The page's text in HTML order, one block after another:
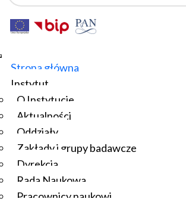
Strona główna
Instytut
O Instytucie
Aktualności
Oddziały
Zakłady i grupy badawcze
Dyrekcja
Rada Naukowa
Pracownicy naukowi